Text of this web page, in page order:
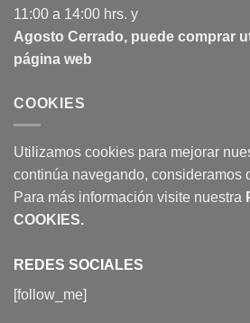
11:00 a 14:00 hrs. y
Agosto Cerrado, puede comprar
página web
COOKIES
Utilizamos cookies para mejorar
continúa navegando, consideramos
Para más información visite nuestra
COOKIES.
REDES SOCIALES
[follow_me]